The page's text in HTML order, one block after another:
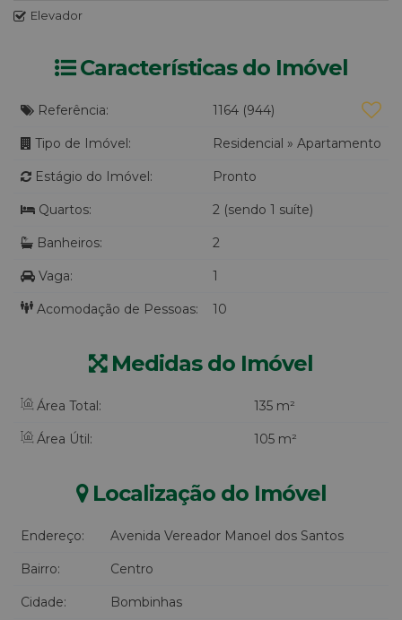
Elevador
Características do Imóvel
Referência: 1164 (944)
Tipo de Imóvel: Residencial » Apartamento
Estágio do Imóvel: Pronto
Quartos: 2 (sendo 1 suíte)
Banheiros: 2
Vaga: 1
Acomodação de Pessoas: 10
Medidas do Imóvel
Área Total: 135 m²
Área Útil: 105 m²
Localização do Imóvel
Endereço: Avenida Vereador Manoel dos Santos
Bairro: Centro
Cidade: Bombinhas